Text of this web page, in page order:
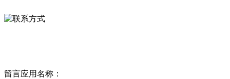
留言应用名称：